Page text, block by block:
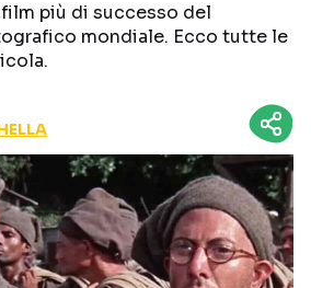
TRAILER
sui social
più di successo del
mondiale. Ecco tutte le